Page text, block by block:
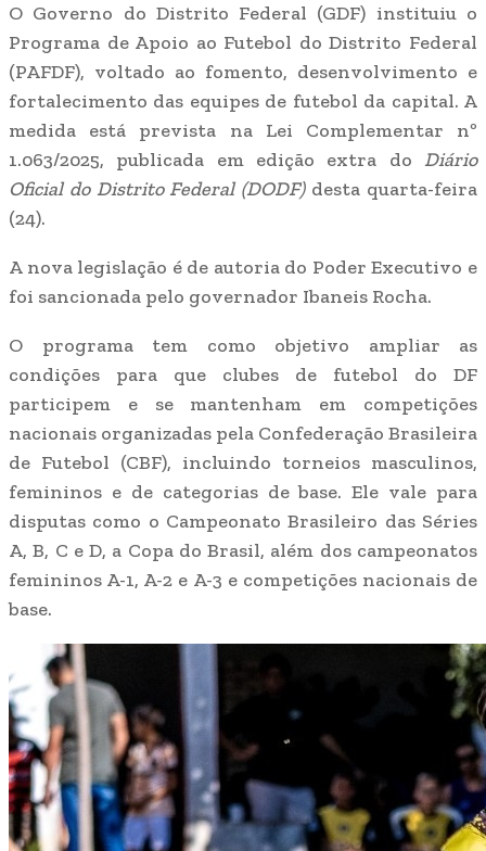
O Governo do Distrito Federal (GDF) instituiu o
Programa de Apoio ao Futebol do Distrito Federal
(PAFDF), voltado ao fomento, desenvolvimento e
fortalecimento das equipes de futebol da capital. A
medida está prevista na Lei Complementar nº
1.063/2025, publicada em edição extra do Diário
Oficial do Distrito Federal (DODF)desta quarta-feira
(24).
A nova legislação é de autoria do Poder Executivo e
foi sancionada pelo governador Ibaneis Rocha.
O programa tem como objetivo ampliar as
condições para que clubes de futebol do DF
participem e se mantenham em competições
nacionais organizadas pela Confederação Brasileira
de Futebol (CBF), incluindo torneios masculinos,
femininos e de categorias de base. Ele vale para
disputas como o Campeonato Brasileiro das Séries
A, B, C e D, a Copa do Brasil, além dos campeonatos
femininos A-1, A-2 e A-3 e competições nacionais de
base.